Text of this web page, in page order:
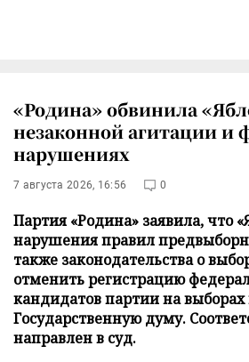
«Родина» обвинила
незаконной агитации и
нарушениях
7 августа 2026, 16:56 0
Партия «Родина» заявила, что
нарушения правил
также законодательства о
отменить регистрацию
кандидатов партии на выборах
Государственную думу.
направлен в суд.